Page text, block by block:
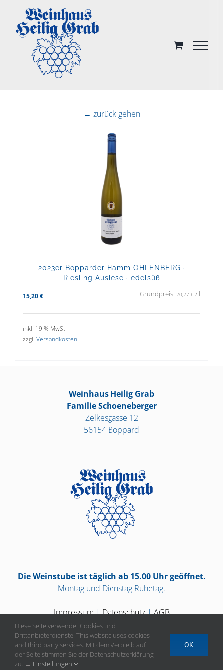
content
← zurück gehen
2023er Bopparder Hamm OHLENBERG ·
Riesling Auslese · edelsüß
15,20 € Grundpreis: 20,27 € / l
inkl. 19 % MwSt.
zzgl. Versandkosten
Weinhaus Heilig Grab
Familie Schoeneberger
Zelkesgasse 12
56154 Boppard
Die Weinstube ist täglich ab 15.00 Uhr geöffnet.
Montag und Dienstag Ruhetag.
Impressum|Datenschutz|AGB
Diese Seite verwendet Cookies und
Drittanbieterdienste. This website uses cookies
and third party services. Mit dem Verbleib auf
der Seite stimmen Sie der Datenschutzerklärung
zu. → Einstellungen
OK